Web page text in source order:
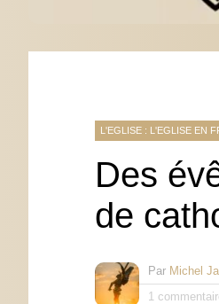
L'EGLISE : L'EGLISE EN
Des
de
Par Michel
1